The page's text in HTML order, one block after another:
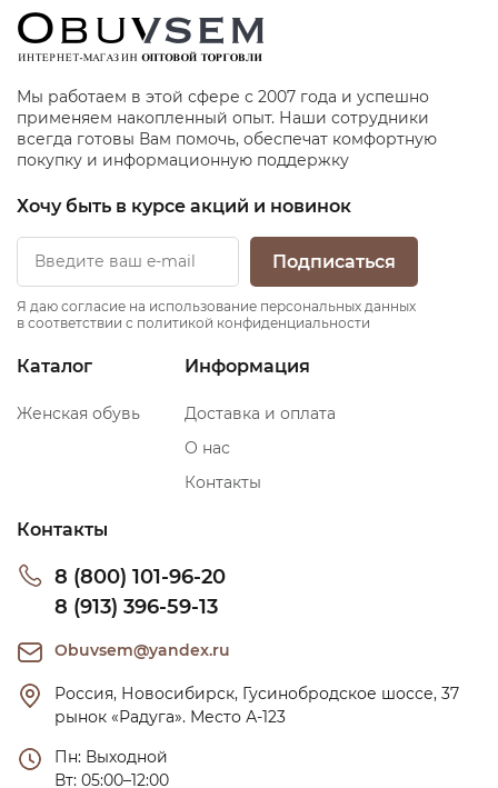
Мы работаем в этой сфере с 2007 года и успешно
применяем накопленный опыт. Наши сотрудники
всегда готовы Вам помочь, обеспечат комфортную
покупку и информационную поддержку
Хочу быть в курсе акций и новинок
Подписаться
Я даю согласие на использование персональных данных
в соответствии с политикой конфиденциальности
Каталог
Женская обувь
Информация
Доставка и оплата
О нас
Контакты
Контакты
8 (800) 101-96-20
8 (913) 396-59-13
Obuvsem@yandex.ru
Россия, Новосибирск, Гусинобродское шоссе, 37
рынок «Радуга». Место А-123
Пн: Выходной
Вт: 05:00–12:00